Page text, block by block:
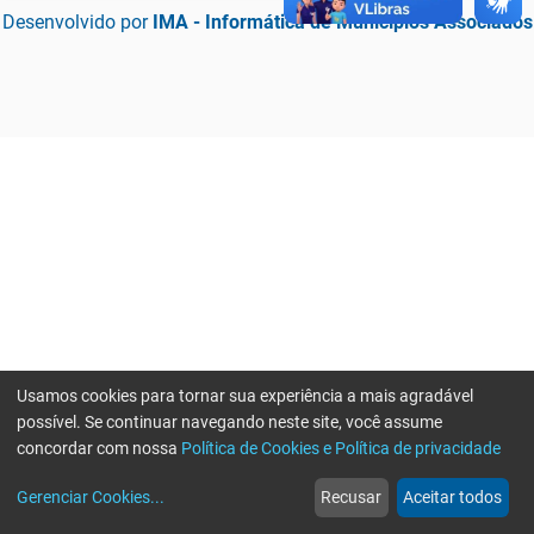
Desenvolvido por IMA - Informática de Municípios Associados
web
Notícias
more_horiz
Mais
Usamos cookies para tornar sua experiência a mais agradável
possível. Se continuar navegando neste site, você assume
concordar com nossa Política de Cookies e Política de privacidade
Gerenciar Cookies... Recusar Aceitar todos
Erro ao enviar informações, por favor tente novamente